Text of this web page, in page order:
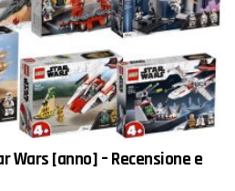
Wars [anno] – Recensione e